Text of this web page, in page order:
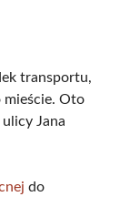
transportu,
mieście. Oto
Jana
do